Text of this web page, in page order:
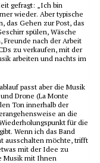
gefragt: „Ich bin
wieder. Aber typische
das Gehen zur Post, das
spülen, Wäsche
Freunde nach der Arbeit
zu verkaufen, mit der
arbeiten und nachts im
passt aber die Musik
Drone (La Monte
Ton innerhalb der
an die
für die
Wenn ich das Band
ausschalten möchte, trifft
mit der Idee zu
Musik mit Ihnen